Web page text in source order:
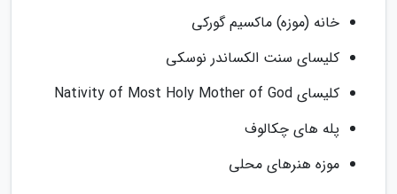
خانه (موزه) ماکسیم گورکی
کلیسای سنت الکساندر نوسکی
کلیسای Nativity of Most Holy Mother of God
پله های چکالوف
موزه هنرهای محلی